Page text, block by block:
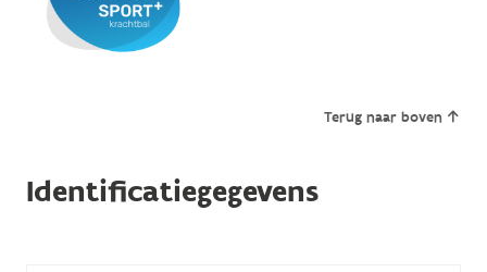
Terug naar boven
Identificatiegegevens